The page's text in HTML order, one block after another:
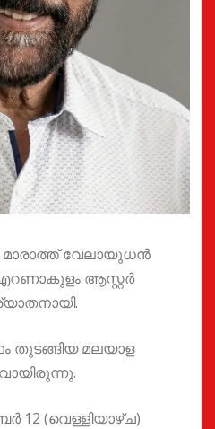
മാരാത്ത് വേലായുധൻ
ആസ്റ്റർ
തുടങ്ങിയ മലയാള
12 (വെള്ളിയാഴ്ച)